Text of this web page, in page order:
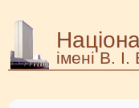
імені В.